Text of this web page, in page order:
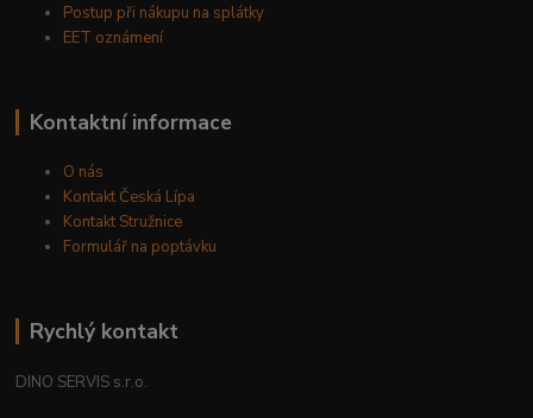
Postup při nákupu na splátky
EET oznámení
Kontaktní informace
O nás
Kontakt Česká Lípa
Kontakt Stružnice
Formulář na poptávku
Rychlý kontakt
DINO SERVIS s.r.o.